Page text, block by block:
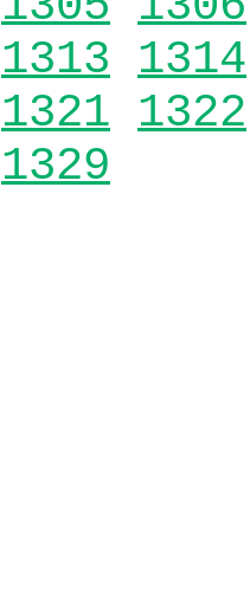
1313 1314
1321 1322
1329